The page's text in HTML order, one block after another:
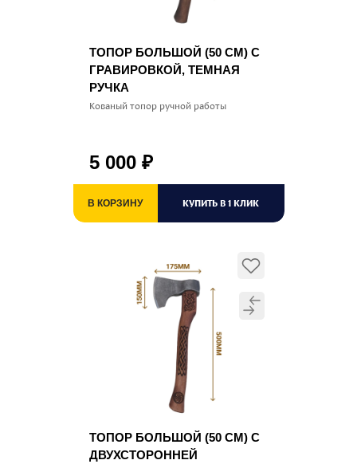
ТОПОР БОЛЬШОЙ (50 СМ) С
ГРАВИРОВКОЙ, ТЕМНАЯ
РУЧКА
Кованый топор ручной работы
5 000 ₽
В КОРЗИНУ КУПИТЬ В 1 КЛИК
ТОПОР БОЛЬШОЙ (50 СМ) С
ДВУХСТОРОННЕЙ